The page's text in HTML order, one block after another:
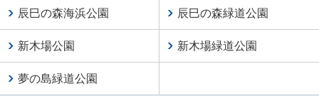
辰巳の森海浜公園 辰巳の森緑道公園
新木場公園 新木場緑道公園
夢の島緑道公園